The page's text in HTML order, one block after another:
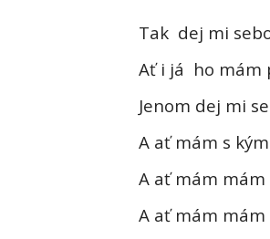
Tak dej mi
Ať i já ho mám
Jenom dej mi
A ať mám s
A ať mám
A ať mám